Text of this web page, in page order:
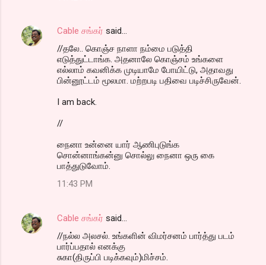
Cable சங்கர் said…
//தலே.. கொஞ்ச நாளா நம்மை படுத்தி
எடுத்துட்டாங்க. அதனாலே கொஞ்சம் உங்களை
எல்லாம் கவனிக்க முடியாமே போயிட்டு, அதாவது
பின்னூட்டம் மூலமா. மற்றபடி பதிவை படிச்சிருவேன்.
I am back.
//
நைனா உன்னை யார் ஆணிபுடுங்க
சொன்னாங்கன்னு சொல்லு நைனா ஒரு கை
பாத்துடுவோம்.
11:43 PM
Cable சங்கர் said…
//நல்ல அலசல். உங்களின் விமர்சனம் பார்த்து படம்
பார்ப்பதால் எனக்கு
சுகா(திருப்பி படிக்கவும்)மிச்சம்.